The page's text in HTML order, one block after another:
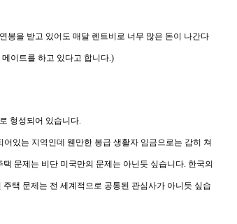
봉을 받고 있어 도 매달 렌트비로 너무 많은 돈이 나간다
메이트를 하고 있다고 합니다.)
형성되어 있습니다.
있는 지역인데 웬만한 봉급 생활자 임금으로는 감히 쳐
문제는 비단 미국만의 문제는 아닌듯 싶습니다. 한국의
택 문제는 전 세계적으로 공통된 관심사가 아니듯 싶습